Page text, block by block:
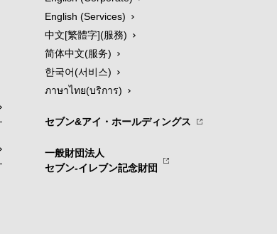
English (Services)
中文[繁體字](服務)
简体中文(服务)
한국어(서비스)
ภาษาไทย(บริการ)
セブン&アイ・ホールディングス
一般財団法人
セブン-イレブン記念財団